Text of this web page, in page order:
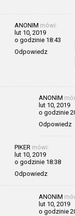
ANONIM mówi:
lut 10, 2019
o godzinie 18:43
Odpowiedz
ANONIM
lut 10, 2019
o godzinie
Odpowiedz
PIKER mówi:
lut 10, 2019
o godzinie 18:38
Odpowiedz
ANONIM
lut 10, 2019
o godzinie